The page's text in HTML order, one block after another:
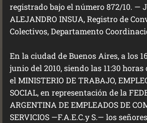
registrado bajo el número 872/10. —
ALEJANDRO INSUA, Registro de
Colectivos, Departamento
En la ciudad de Buenos Aires, a los
junio del 2010, siendo las 11:30 horas
el MINISTERIO DE TRABAJO,
SOCIAL, en representación de la
ARGENTINA DE EMPLEADOS DE
SERVICIOS —F.A.E.C.y S.— los